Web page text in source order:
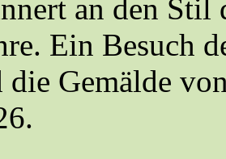
an den Stil
Ein Besuch
die Gemälde